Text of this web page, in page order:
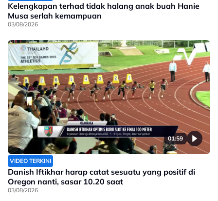
Kelengkapan terhad tidak halang anak buah Hanie
Musa serlah kemampuan
03/08/2026
01:59
VIDEO TERKINI
Danish Iftikhar harap catat sesuatu yang positif di
Oregon nanti, sasar 10.20 saat
03/08/2026